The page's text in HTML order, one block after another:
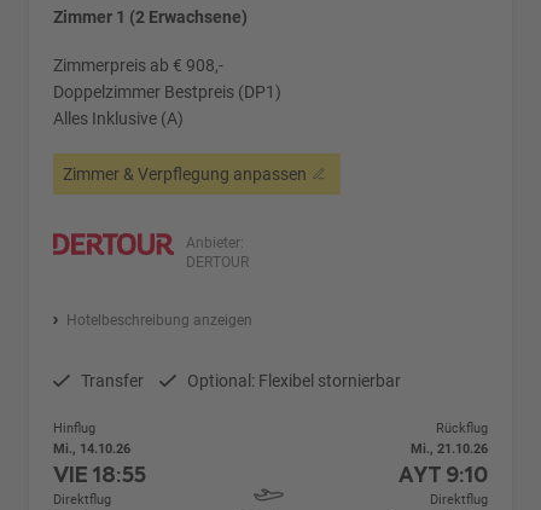
Zimmer 1 (2 Erwachsene)
Zimmerpreis ab € 908,-
Doppelzimmer Bestpreis (DP1)
Alles Inklusive (A)
Zimmer & Verpflegung anpassen
Anbieter:
DERTOUR
Hotelbeschreibung anzeigen
Transfer Optional: Flexibel stornierbar
Hinflug
Mi., 14.10.26
VIE18:55
Direktflug
Rückflug
Mi., 21.10.26
AYT 9:10
Direktflug